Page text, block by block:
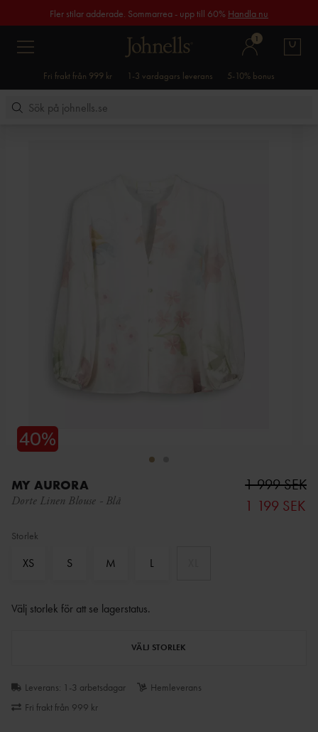
Fler stilar adderade. Sommarrea - upp till 60% Handla nu
1
Fri frakt från 999 kr 1-3 vardagars leverans 5-10% bonus
MY AURORA
Dorte Linen Blouse - Blå
1 999 SEK
1 199 SEK
Storlek
XS S M L
Välj storlek för att se lagerstatus.
VÄLJ STORLEK
Leverans: 1-3 arbetsdagar
Hemleverans
Fri frakt från 999 kr